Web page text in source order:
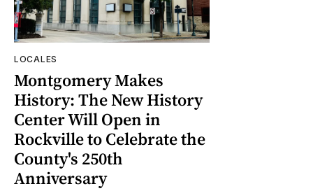
LOCALES
Montgomery Makes
History: The New History
Center Will Open in
Rockville to Celebrate the
County's 250th
Anniversary